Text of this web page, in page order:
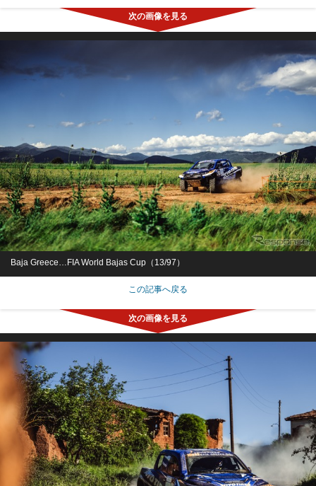
Baja Greece…FIA World Bajas Cup（13/97）
この記事へ戻る